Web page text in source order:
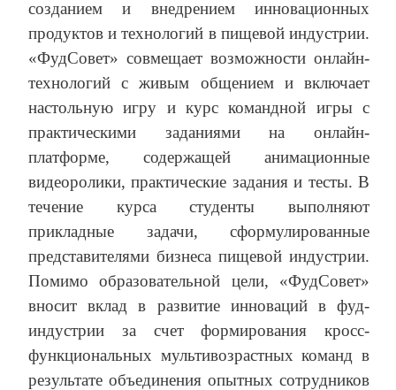
созданием и внедрением инновационных
продуктов и технологий в пищевой индустрии.
«ФудСовет» совмещает возможности онлайн-
технологий с живым общением и включает
настольную игру и курс командной игры с
практическими заданиями на онлайн-
платформе, содержащей анимационные
видеоролики, практические задания и тесты. В
течение курса студенты выполняют
прикладные задачи, сформулированные
представителями бизнеса пищевой индустрии.
Помимо образовательной цели, «ФудСовет»
вносит вклад в развитие инноваций в фуд-
индустрии за счет формирования кросс-
функциональных мультивозрастных команд в
результате объединения опытных сотрудников